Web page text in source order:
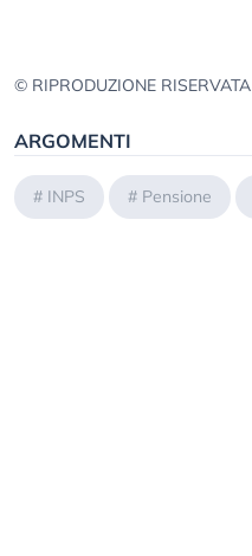
© RIPRODUZIONE RISERVATA
ARGOMENTI
# INPS # Pensione